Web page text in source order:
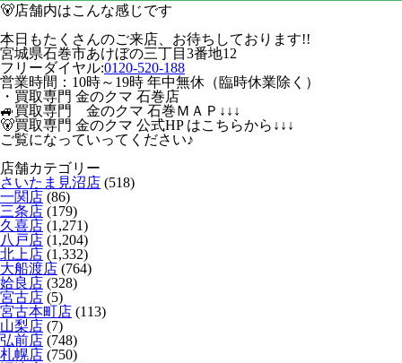
🐻店舗内はこんな感じです
本日もたくさんのご来店、お待ちしております!!
宮城県石巻市あけぼの三丁目3番地12
フリーダイヤル:0120-520-188
営業時間：10時～19時 年中無休（臨時休業除く）
・買取専門 金のクマ 石巻店
🚙買取専門 金のクマ 石巻ＭＡＰ↓↓↓
🐻買取専門 金のクマ 公式HP はこちらから↓↓↓
ご覧になっていってください♪
店舗カテゴリー
さいたま見沼店 (518)
一関店 (86)
三条店 (179)
久喜店 (1,271)
八戸店 (1,204)
北上店 (1,332)
大船渡店 (764)
姶良店 (328)
宮古店 (5)
宮古本町店 (113)
山梨店 (7)
弘前店 (748)
札幌店 (750)